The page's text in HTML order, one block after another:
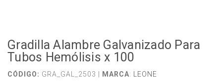
Gradilla Alambre Galvanizado Para
Tubos Hemólisis x 100
CÓDIGO: GRA_GAL_2503 | MARCA: LEONE